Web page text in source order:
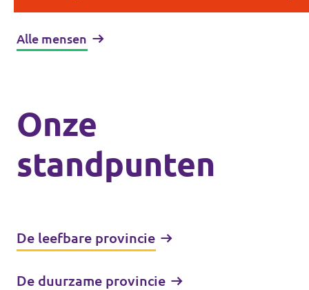
Alle mensen
Onze
standpunten
De leefbare provincie
De duurzame provincie